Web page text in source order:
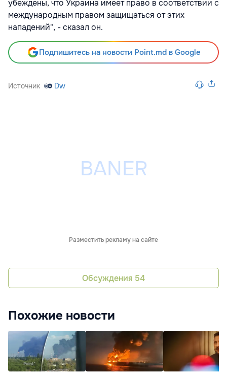
убеждены, что Украина имеет право в соответствии с
международным правом защищаться от этих
нападений", - сказал он.
Подпишитесь на новости Point.md в Google
Источник Dw
Разместить рекламу на сайте
Обсуждения 54
Похожие новости